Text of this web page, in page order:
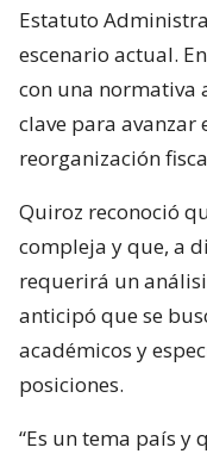
Estatuto
escenario actual.
con una normativa
clave para avanzar
reorganización
Quiroz reconoció
compleja y que, a
requerirá un
anticipó que se
académicos y
posiciones.
“Es un tema país y